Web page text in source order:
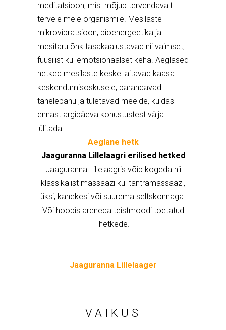
meditatsioon, mis mõjub tervendavalt
tervele meie organismile. Mesilaste
mikrovibratsioon, bioenergeetika ja
mesitaru õhk tasakaalustavad nii vaimset,
füüsilist kui emotsionaalset keha. Aeglased
hetked mesilaste keskel aitavad kaasa
keskendumisoskusele, parandavad
tähelepanu ja tuletavad meelde, kuidas
ennast argipäeva kohustustest välja
lülitada.
Aeglane hetk
Jaaguranna Lillelaagri erilised hetked
Jaaguranna Lillelaagris võib kogeda nii
klassikalist massaazi kui tantramassaazi,
üksi, kahekesi või suurema seltskonnaga.
Või hoopis areneda teistmoodi toetatud
hetkede.
Jaaguranna Lillelaager
VAIKUS